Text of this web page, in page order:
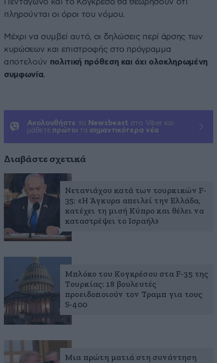
Πεντάγωνο και το Κογκρέσο θα θεωρήσουν ότι
πληρούνται οι όροι του νόμου.
Μέχρι να συμβεί αυτό, οι δηλώσεις περί άρσης των
κυρώσεων και επιστροφής στο πρόγραμμα
αποτελούν πολιτική πρόθεση και όχι ολοκληρωμένη
συμφωνία.
Ακολουθήστε το Newsbeast στο Viber και
μάθετε πρώτοι τα σημαντικότερα νέα
Διαβάστε σχετικά
Νετανιάχου κατά των τουρκικών F-
35: «Η Άγκυρα απειλεί την Ελλάδα,
κατέχει τη μισή Κύπρο και θέλει να
καταστρέψει το Ισραήλ»
Μπλόκο του Κογκρέσου στα F-35 της
Τουρκίας: 18 βουλευτές
προειδοποιούν τον Τραμπ για τους
S-400
Μια πρώτη ματιά στη συνάντηση